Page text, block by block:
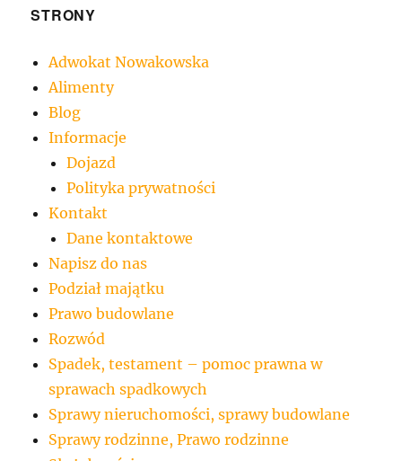
STRONY
Adwokat Nowakowska
Alimenty
Blog
Informacje
Dojazd
Polityka prywatności
Kontakt
Dane kontaktowe
Napisz do nas
Podział majątku
Prawo budowlane
Rozwód
Spadek, testament – pomoc prawna w
sprawach spadkowych
Sprawy nieruchomości, sprawy budowlane
Sprawy rodzinne, Prawo rodzinne